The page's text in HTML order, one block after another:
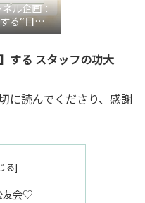
ル企画：
る“目利
会』
する スタッフの功大
に読んでくださり、感謝
友会♡